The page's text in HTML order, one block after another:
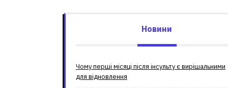
Новини
Чому перші місяці після інсульту є вирішальними
для відновлення